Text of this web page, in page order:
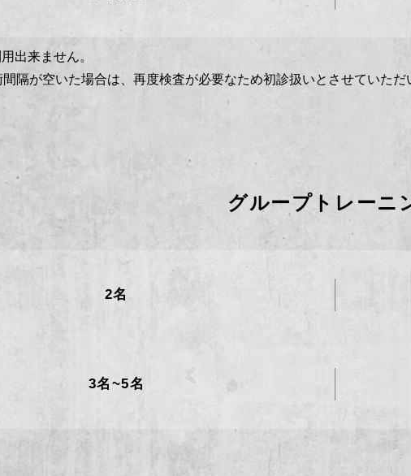
出来ません。
隔が空いた場合は、再度検査が必要なため初診扱いとさせていただ
グループトレーニ
2名
3名~5名